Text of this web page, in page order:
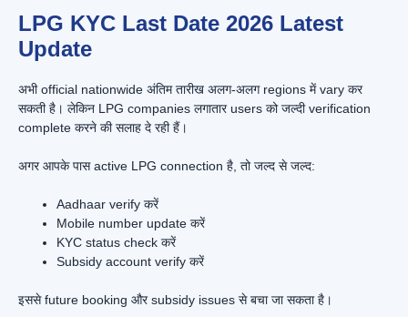
LPG KYC Last Date 2026 Latest
Update
अभी official nationwide अंतिम तारीख अलग-अलग regions में vary कर
सकती है। लेकिन LPG companies लगातार users को जल्दी verification
complete करने की सलाह दे रही हैं।
अगर आपके पास active LPG connection है, तो जल्द से जल्द:
Aadhaar verify करें
Mobile number update करें
KYC status check करें
Subsidy account verify करें
इससे future booking और subsidy issues से बचा जा सकता है।